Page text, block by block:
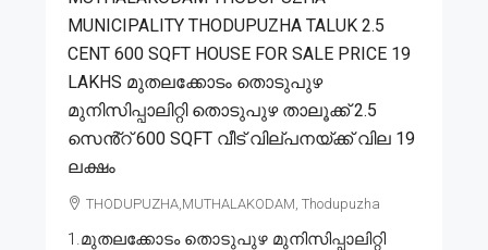
MUNICIPALITY THODUPUZHA TALUK 2.5
CENT 600 SQFT HOUSE FOR SALE PRICE 19
LAKHS മുതലക്കോടം തൊടുപുഴ
മുനിസിപ്പാലിറ്റി തൊടുപുഴ താലൂക്ക് 2.5
സെൻ്റ് 600 SQFT വീട് വില്പനയ്ക്ക് വില 19
ലക്ഷം
THODUPUZHA,MUTHALAKODAM, Thodupuzha
1.മുതലക്കോടം തൊടുപുഴ മുനിസിപ്പാലിറ്റി